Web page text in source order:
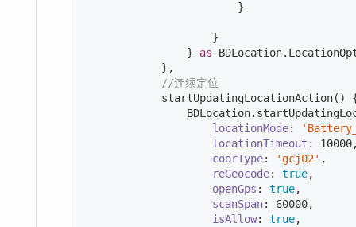
                        }
                    }
                }
as
            },
//连续定位
startUpdatingLocationAction()
locationMode:
locationTimeout : 10000
coorType: 'gcj02' ,
reGeocode: true,
openGps : true,
scanSpan: 60000,
isAllow: true,